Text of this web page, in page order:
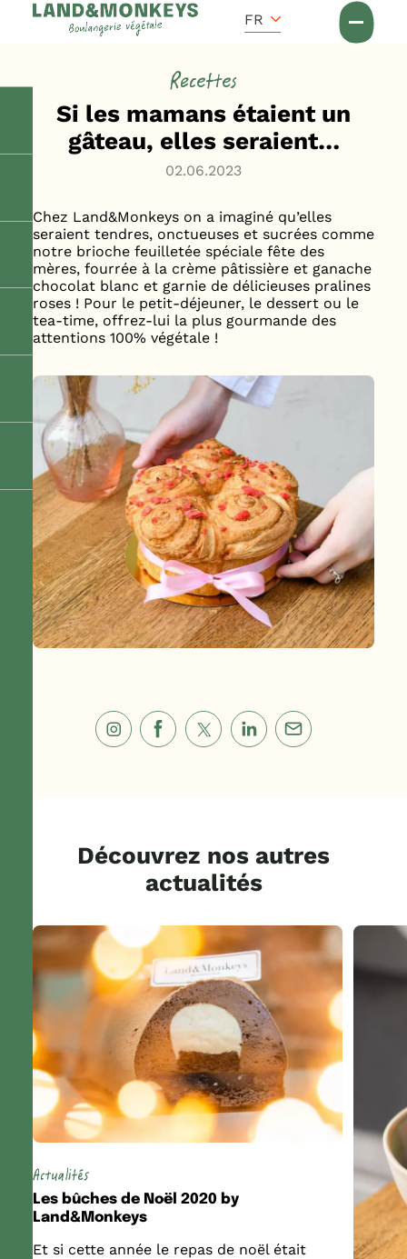
Panneau de gestion des cookies
Accueil
FR
Recettes
Si les mamans étaient un
gâteau, elles seraient…
02.06.2023
Chez Land&Monkeys on a imaginé qu’elles
seraient tendres, onctueuses et sucrées comme
notre brioche feuilletée spéciale fête des
mères, fourrée à la crème pâtissière et ganache
chocolat blanc et garnie de délicieuses pralines
roses ! Pour le petit-déjeuner, le dessert ou le
tea-time, offrez-lui la plus gourmande des
attentions 100% végétale !
Découvrez nos autres
actualités
Actualités
Les bûches de Noël 2020 by
Land&Monkeys
Et si cette année le repas de noël était